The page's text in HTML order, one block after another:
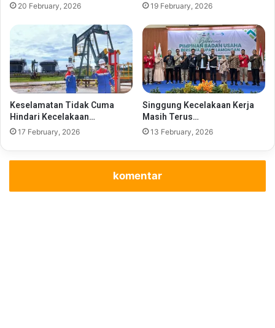
20 February, 2026 19 February, 2026
Keselamatan Tidak Cuma
Hindari Kecelakaan…
17 February, 2026
Singgung Kecelakaan Kerja
Masih Terus…
13 February, 2026
komentar